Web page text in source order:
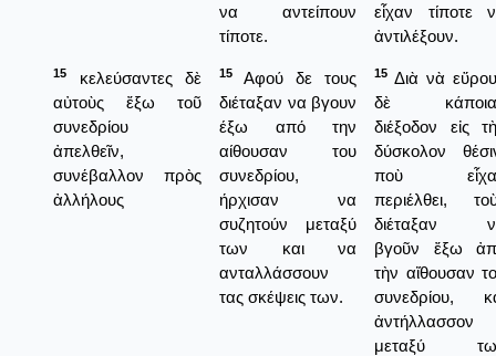
να αντείπουν
τίποτε.
εἶχαν τίποτε
ἀντιλέξουν.
15
κελεύσαντες δὲ
αὐτοὺς ἔξω τοῦ
συνεδρίου
ἀπελθεῖν,
συνέβαλλον πρὸς
ἀλλήλους
15
Αφού δε τους
διέταξαν να βγουν
έξω από την
αίθουσαν του
συνεδρίου,
ήρχισαν να
συζητούν μεταξύ
των και να
ανταλλάσσουν
τας σκέψεις των.
15 Διὰ νὰ
δὲ
διέξοδον εἰς
δύσκολον
ποὺ
περιέλθει,
διέταξαν
βγοῦν ἔξω
τὴν αἴθουσαν
συνεδρίου,
ἀντήλλασσον
μεταξύ